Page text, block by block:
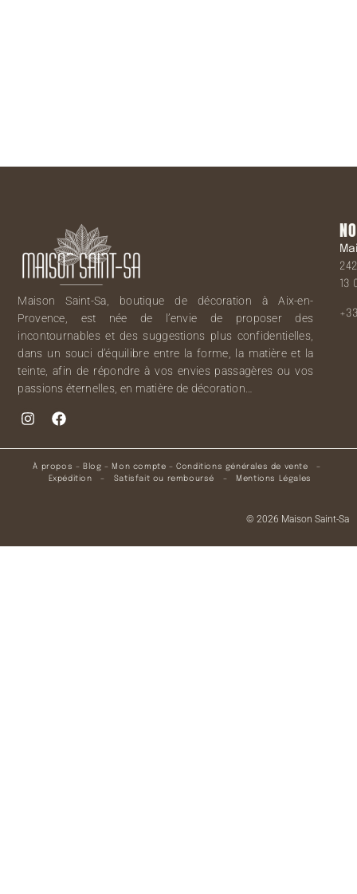
Maison Saint-Sa, boutique de décoration à Aix-en-
Provence, est née de l’envie de proposer des
incontournables et des suggestions plus confidentielles,
dans un souci d’équilibre entre la forme, la matière et la
teinte, afin de répondre à vos envies passagères ou vos
passions éternelles, en matière de décoration…
À propos – Blog – Mon compte –Conditions générales de vente –
Expédition – Satisfait ou remboursé – Mentions Légales
© 2026 Maison Saint-Sa